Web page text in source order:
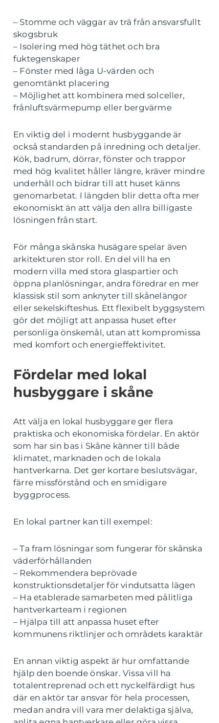
– Stomme och väggar av trä från ansvarsfullt
skogsbruk
– Isolering med hög täthet och bra
fuktegenskaper
– Fönster med låga U-värden och
genomtänkt placering
– Möjlighet att kombinera med solceller,
frånluftsvärmepump eller bergvärme
En viktig del i modernt husbyggande är
också standarden på inredning och detaljer.
Kök, badrum, dörrar, fönster och trappor
med hög kvalitet håller längre, kräver mindre
underhåll och bidrar till att huset känns
genomarbetat. I längden blir detta ofta mer
ekonomiskt än att välja den allra billigaste
lösningen från start.
För många skånska husägare spelar även
arkitekturen stor roll. En del vill ha en
modern villa med stora glaspartier och
öppna planlösningar, andra föredrar en mer
klassisk stil som anknyter till skånelängor
eller sekelskifteshus. Ett flexibelt byggsystem
gör det möjligt att anpassa huset efter
personliga önskemål, utan att kompromissa
med komfort och energieffektivitet.
Fördelar med lokal
husbyggare i skåne
Att välja en lokal husbyggare ger flera
praktiska och ekonomiska fördelar. En aktör
som har sin bas i Skåne känner till både
klimatet, marknaden och de lokala
hantverkarna. Det ger kortare beslutsvägar,
färre missförstånd och en smidigare
byggprocess.
En lokal partner kan till exempel:
– Ta fram lösningar som fungerar för skånska
väderförhållanden
– Rekommendera beprövade
konstruktionsdetaljer för vindutsatta lägen
– Ha etablerade samarbeten med pålitliga
hantverkarteam i regionen
– Hjälpa till att anpassa huset efter
kommunens riktlinjer och områdets karaktär
En annan viktig aspekt är hur omfattande
hjälp den boende önskar. Vissa vill ha
totalentreprenad och ett nyckelfärdigt hus
där en aktör tar ansvar för hela processen,
medan andra vill vara mer delaktiga själva,